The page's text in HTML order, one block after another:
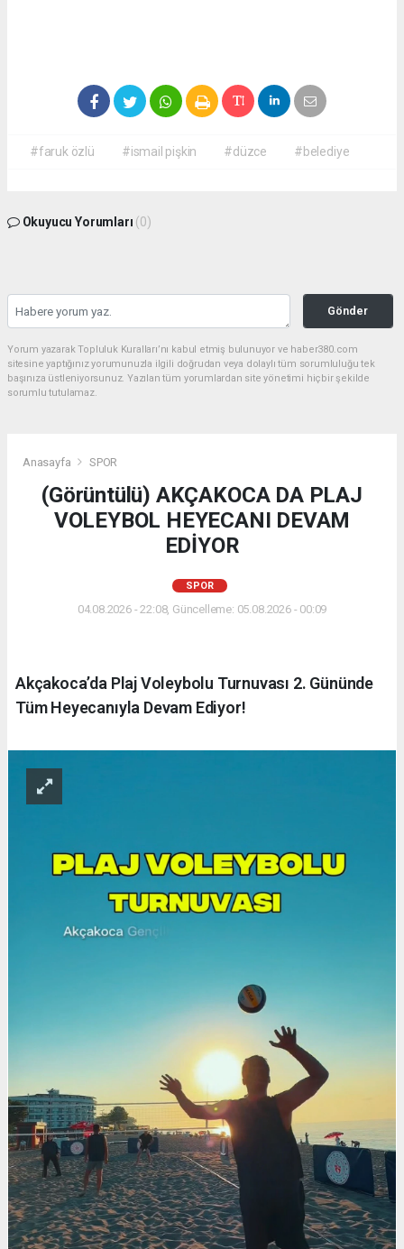
#faruk özlü #ismail pişkin #düzce #belediye
Okuyucu Yorumları (0)
Gönder
Yorum yazarak Topluluk Kuralları’nı kabul etmiş bulunuyor ve haber380.com
sitesine yaptığınız yorumunuzla ilgili doğrudan veya dolaylı tüm sorumluluğu tek
başınıza üstleniyorsunuz. Yazılan tüm yorumlardan site yönetimi hiçbir şekilde
sorumlu tutulamaz.
Anasayfa SPOR
(Görüntülü) AKÇAKOCA DA PLAJ
VOLEYBOL HEYECANI DEVAM
EDİYOR
SPOR
04.08.2026 - 22:08, Güncelleme: 05.08.2026 - 00:09
Akçakoca’da Plaj Voleybolu Turnuvası 2. Gününde
Tüm Heyecanıyla Devam Ediyor!